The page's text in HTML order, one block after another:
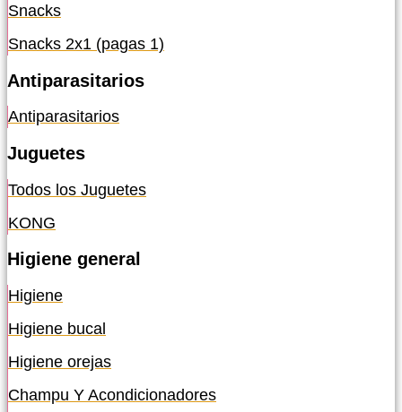
Snacks
Snacks 2x1 (pagas 1)
Antiparasitarios
Antiparasitarios
Juguetes
Todos los Juguetes
KONG
Higiene general
Higiene
Higiene bucal
Higiene orejas
Champu Y Acondicionadores